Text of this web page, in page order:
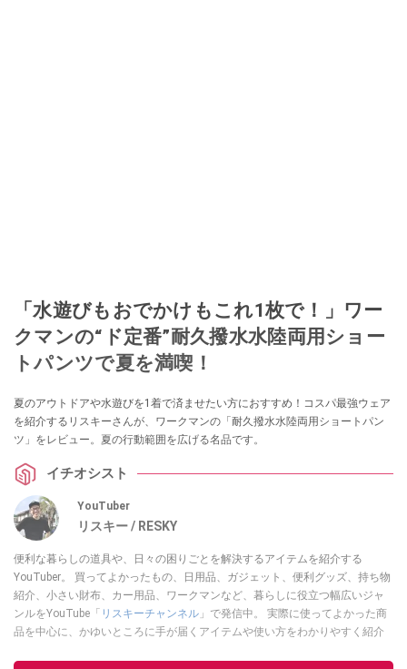
「水遊びもおでかけもこれ1枚で！」ワー
クマンの“ド定番”耐久撥水水陸両用ショー
トパンツで夏を満喫！
夏のアウトドアや水遊びを1着で済ませたい方におすすめ！コスパ最強ウェア
を紹介するリスキーさんが、ワークマンの「耐久撥水水陸両用ショートパン
ツ」をレビュー。夏の行動範囲を広げる名品です。
イチオシスト
YouTuber
リスキー / RESKY
便利な暮らしの道具や、日々の困りごとを解決するアイテムを紹介する
YouTuber。 買ってよかったもの、日用品、ガジェット、便利グッズ、持ち物
紹介、小さい財布、カー用品、ワークマンなど、暮らしに役立つ幅広いジャ
ンルをYouTube「 リスキーチャンネル 」で発信中。 実際に使ってよかった商
品を中心に、かゆいところに手が届くアイテムや使い方をわかりやすく紹介